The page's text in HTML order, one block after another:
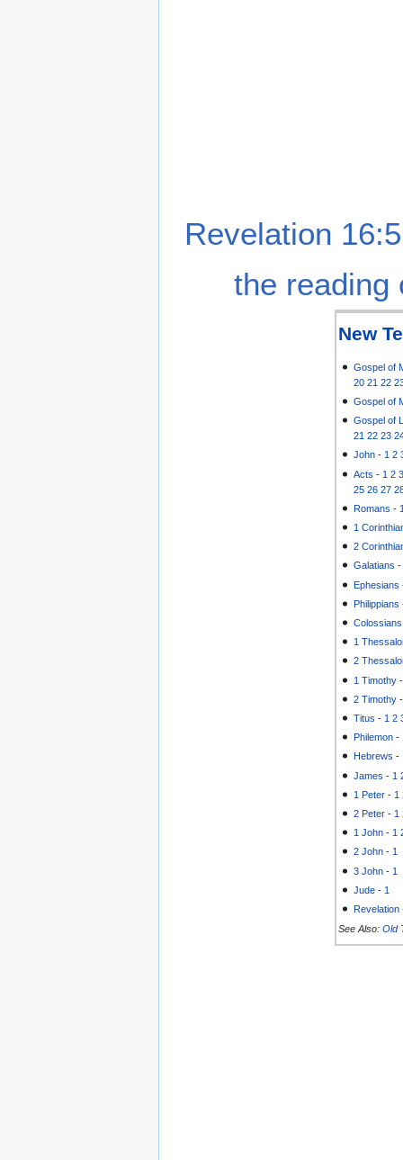
Revelation
the reading
New
Gospel of
20 21 22
Gospel of
Gospel of
21 22 23
John - 1 2
Acts - 1 2
25 26 27
Romans -
1
2
Galatians
Ephesians
Philippians
Colossians
1
2
1 Timothy
2 Timothy
Titus - 1 2
Philemon -
Hebrews -
James - 1
1 Peter - 1
2 Peter - 1
1 John - 1
2 John - 1
3 John - 1
Jude - 1
Revelation
See Also: Old